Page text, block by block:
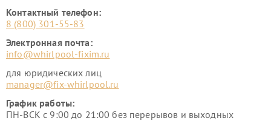
Контактный телефон:
8 (800) 301-55-83
Электронная почта:
info@whirlpool-fixim.ru
для юридических лиц
manager@fix-whirlpool.ru
График работы:
ПН-ВСК с 9:00 до 21:00 без перерывов и выходных